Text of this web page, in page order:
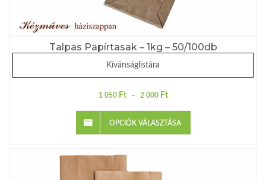
Talpas Papírtasak – 1kg – 50/100db
Kívánságlistára
1 050 Ft – 2 000 Ft
OPCIÓK VÁLASZTÁSA